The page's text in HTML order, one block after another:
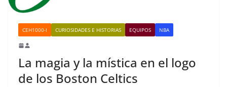
CEH1000-I CURIOSIDADES E HISTORIAS EQUIPOS NBA
La magia y la mística en el logo
de los Boston Celtics